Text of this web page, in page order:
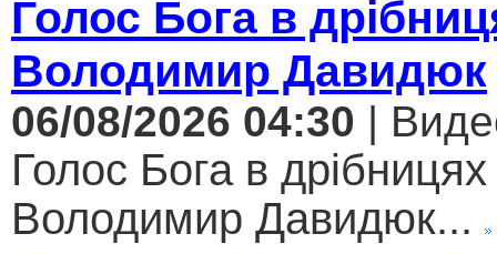
Голос Бога в
Володимир Давидюк
06/08/2026 04:30 |
Голос Бога в
Володимир Давидюк...